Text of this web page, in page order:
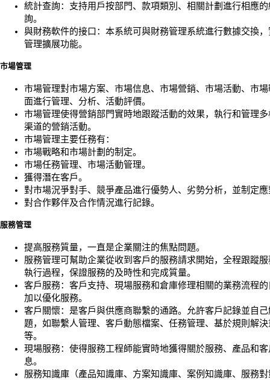
統計查詢：支持用戶按部門、款項類別、相關計劃進行相應
詢。
與財務軟件的接口：本系統可與財務管理系統進行數據交換
管理擴展功能。
市場管理
市場管理對市場方案、市場信息、市場營銷、市場活動、市
面進行管理、分析、活動評價。
市場管理使得營銷部門實時地跟蹤活動的效果，執行和管理
渠道的營銷活動。
市場管理主要任務有：
市場戰略和市場計劃的制定。
市場任務管理、市場活動管理。
獲得潛在客戶。
對市場況爭對手、競爭產品進行優勢人、劣勢分析，並制定
對合作夥伴及合作情況進行記錄。
服務管理
提高服務質量，一直是企業關注的焦點問題。
服務管理可幫助企業從收到客戶的服務請求開始，全程跟蹤
執行過程，保證服務的及時性和完成質量。
客戶服務：客戶支持、現場服務和倉庫修理相關的業務流程
加以優化服務。
客戶關懷：是客戶與供應商聯繫的通路。允許客戶記錄並自
題，如聯繫人管理、客戶動態檔案、任務管理、基於規則解
等。
現場服務：使得服務工程師能實時地獲得關於服務、產品和
息。
服務知識庫（產品知識庫、方案知識庫、案例知識庫、服務